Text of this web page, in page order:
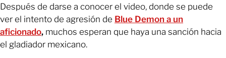
Después de darse a conocer el video, donde se puede
ver el intento de agresión de Blue Demon a un
aficionado, muchos esperan que haya una sanción hacia
el gladiador mexicano.